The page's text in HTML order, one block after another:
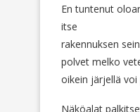
En tuntenut
itse
rakennuksen
polvet melko
oikein järjellä
Näköalat